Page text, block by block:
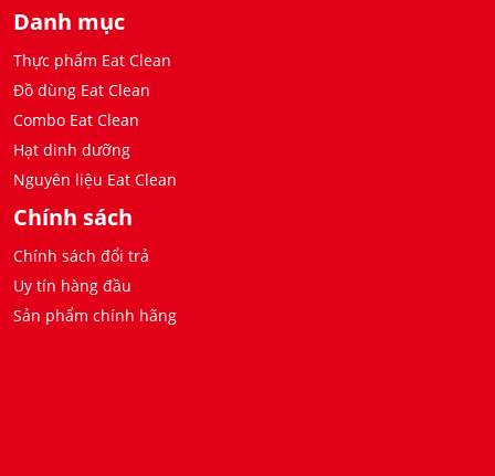
Danh mục
Thực phẩm Eat Clean
Đồ dùng Eat Clean
Combo Eat Clean
Hạt dinh dưỡng
Nguyên liệu Eat Clean
Chính sách
Chính sách đổi trả
Uy tín hàng đầu
Sản phẩm chính hãng